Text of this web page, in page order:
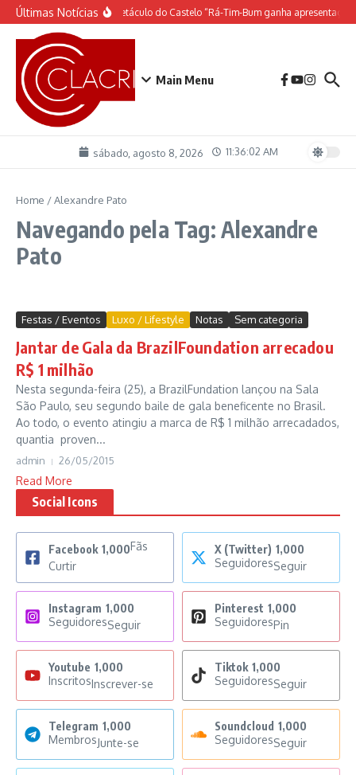
Ir para o conteúdo
Últimas NotíciasO espetáculo do Castelo “Rá-Tim-Bum ganha
Main Menu
sábado, agosto 8, 2026 11:36:02 AM
Home /Alexandre Pato
Navegando pela Tag: Alexandre
Pato
Festas / Eventos Luxo / Lifestyle Notas Sem categoria
Jantar de Gala da BrazilFoundation arrecadou
R$ 1 milhão
Nesta segunda-feira (25), a BrazilFundation lançou na Sala
São Paulo, seu segundo baile de gala beneficente no Brasil.
Ao todo, o evento atingiu a marca de R$ 1 milhão arrecadados,
quantia proven...
admin 26/05/2015
Read More
Social Icons
Facebook 1,000Fãs
Curtir
X (Twitter) 1,000
SeguidoresSeguir
Instagram 1,000
SeguidoresSeguir
Pinterest 1,000
SeguidoresPin
Youtube 1,000
InscritosInscrever-se
Tiktok 1,000
SeguidoresSeguir
Telegram 1,000
MembrosJunte-se
Soundcloud 1,000
SeguidoresSeguir